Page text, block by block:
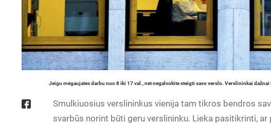
Jeigu mėgaujatės darbu nuo 8 iki 17 val., net negalvokite steigti savo verslo. Verslininkai
Smulkiuosius verslininkus vienija tam tikros bendros
svarbūs norint būti geru verslininku. Lieka pasitikrinti,